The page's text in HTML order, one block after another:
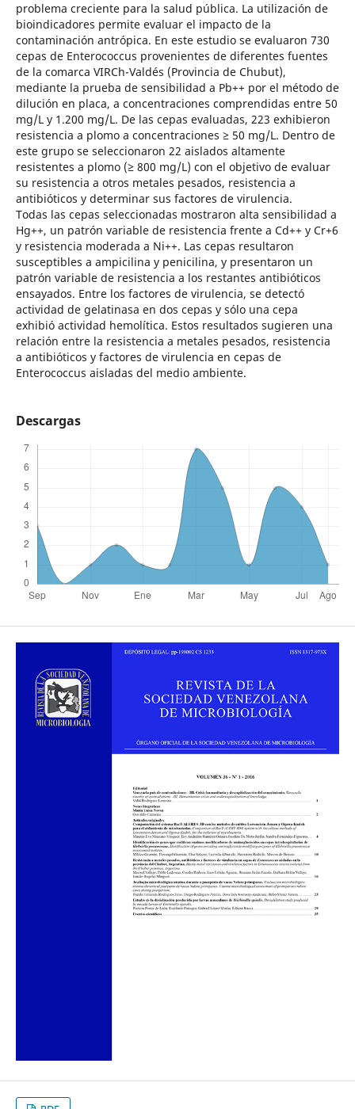
problema creciente para la salud pública. La utilización de
bioindicadores permite evaluar el impacto de la
contaminación antrópica. En este estudio se evaluaron 730
cepas de Enterococcus provenientes de diferentes fuentes
de la comarca VIRCh-Valdés (Provincia de Chubut),
mediante la prueba de sensibilidad a Pb++ por el método de
dilución en placa, a concentraciones comprendidas entre 50
mg/L y 1.200 mg/L. De las cepas evaluadas, 223 exhibieron
resistencia a plomo a concentraciones ≥ 50 mg/L. Dentro de
este grupo se seleccionaron 22 aislados altamente
resistentes a plomo (≥ 800 mg/L) con el objetivo de evaluar
su resistencia a otros metales pesados, resistencia a
antibióticos y determinar sus factores de virulencia.
Todas las cepas seleccionadas mostraron alta sensibilidad a
Hg++, un patrón variable de resistencia frente a Cd++ y Cr+6
y resistencia moderada a Ni++. Las cepas resultaron
susceptibles a ampicilina y penicilina, y presentaron un
patrón variable de resistencia a los restantes antibióticos
ensayados. Entre los factores de virulencia, se detectó
actividad de gelatinasa en dos cepas y sólo una cepa
exhibió actividad hemolítica. Estos resultados sugieren una
relación entre la resistencia a metales pesados, resistencia
a antibióticos y factores de virulencia en cepas de
Enterococcus aisladas del medio ambiente.
Descargas